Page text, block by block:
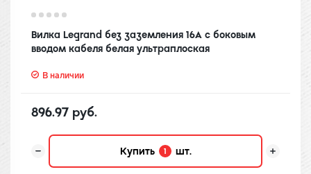
Вилка Legrand без заземления 16А с боковым
вводом кабеля белая ультраплоская
В наличии
896.97 руб.
Купить 1 шт.